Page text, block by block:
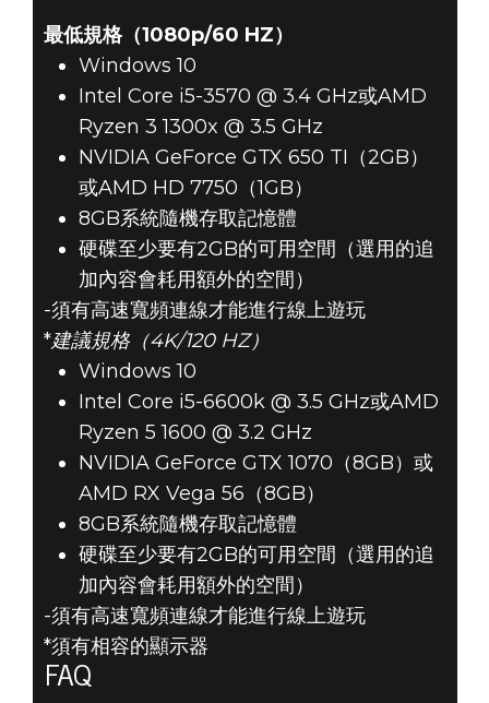
最低規格（1080p/60 HZ）
Windows 10
Intel Core i5-3570 @ 3.4 GHz或AMD
Ryzen 3 1300x @ 3.5 GHz
NVIDIA GeForce GTX 650 TI（2GB）
或AMD HD 7750（1GB）
8GB系統隨機存取記憶體
硬碟至少要有2GB的可用空間（選用的追
加內容會耗用額外的空間）
-須有高速寬頻連線才能進行線上遊玩
*建議規格（4K/120 HZ）
Windows 10
Intel Core i5-6600k @ 3.5 GHz或AMD
Ryzen 5 1600 @ 3.2 GHz
NVIDIA GeForce GTX 1070（8GB）或
AMD RX Vega 56（8GB）
8GB系統隨機存取記憶體
硬碟至少要有2GB的可用空間（選用的追
加內容會耗用額外的空間）
-須有高速寬頻連線才能進行線上遊玩
*須有相容的顯示器
FAQ